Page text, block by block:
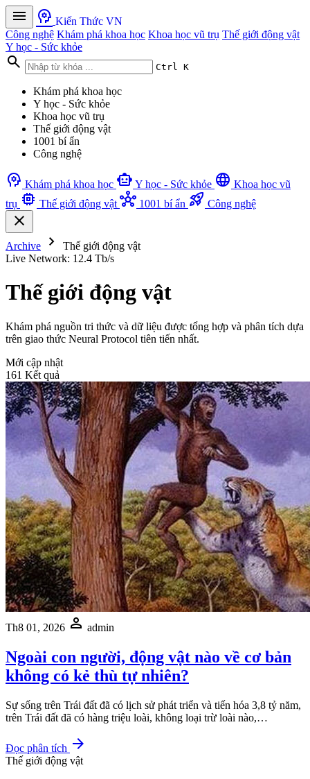
menu psychology Kiến Thức VN
Công nghệ Khám phá khoa học Khoa học vũ trụ Thế giới động vật
Y học - Sức khỏe
search Ctrl K
Khám phá khoa học
Y học - Sức khỏe
Khoa học vũ trụ
Thế giới động vật
1001 bí ẩn
Công nghệ
psychology Khám phá khoa học smart_toy Y học - Sức khỏe language Khoa học vũ
trụ memory Thế giới động vật hub 1001 bí ẩn rocket_launch Công nghệ
close
Archive chevron_right
Thế giới động vật
Live Network: 12.4 Tb/s
Thế giới động vật
Khám phá nguồn tri thức và dữ liệu được tổng hợp và phân tích dựa
trên giao thức Neural Protocol tiên tiến nhất.
Mới cập nhật
161 Kết quả
Th8 01, 2026 person admin
Ngoài con người, động vật nào về cơ bản
không có kẻ thù tự nhiên?
Sự sống trên Trái đất đã có lịch sử phát triển và tiến hóa 3,8 tỷ năm,
trên Trái đất đã có hàng triệu loài, không loại trừ loài nào,…
Đọc phân tích arrow_forward
Thế giới động vật